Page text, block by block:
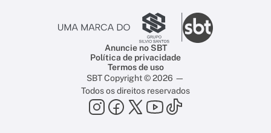
Anuncie no SBT
Política de privacidade
Termos de uso
SBT Copyright © 2026 —
Todos os direitos reservados